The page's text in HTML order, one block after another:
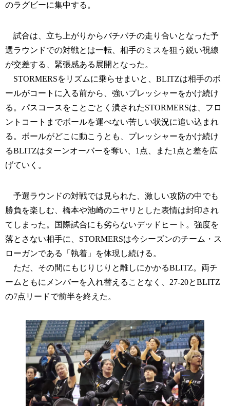
のラグビーに集中する。
試合は、立ち上がりからバチバチの走り合いとなった予
選ラウンドでの対戦とは一転、相手のミスを狙う鋭い視線
が交差する、緊張感ある展開となった。
STORMERSをリズムに乗らせまいと、BLITZは相手のボ
ールがコートに入る前から、強いプレッシャーをかけ続け
る。パスコースをことごとく潰されたSTORMERSは、フロ
ントコートまでボールを運べない苦しい状況に追い込まれ
る。ボールがどこに動こうとも、プレッシャーをかけ続け
るBLITZはターンオーバーを奪い、1点、また1点と差を広
げていく。
予選ラウンドの対戦では見られた、激しい攻防の中でも
勝負を楽しむ、橋本や池崎のニヤリとした表情は封印され
てしまった。国際試合にも劣らないデッドヒート。強度を
落とさない相手に、STORMERSは今シーズンのチーム・ス
ローガンである「執着」を体現し続ける。
ただ、その間にもじりじりと離しにかかるBLITZ。両チ
ームともにメンバーを入れ替えることなく、27-20とBLITZ
の7点リードで前半を終えた。